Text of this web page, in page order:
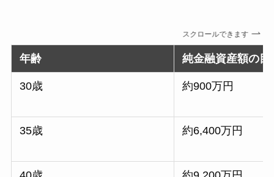
スクロールできます
年齢 純金融資産額の目
30歳 約900万円
35歳 約6,400万円